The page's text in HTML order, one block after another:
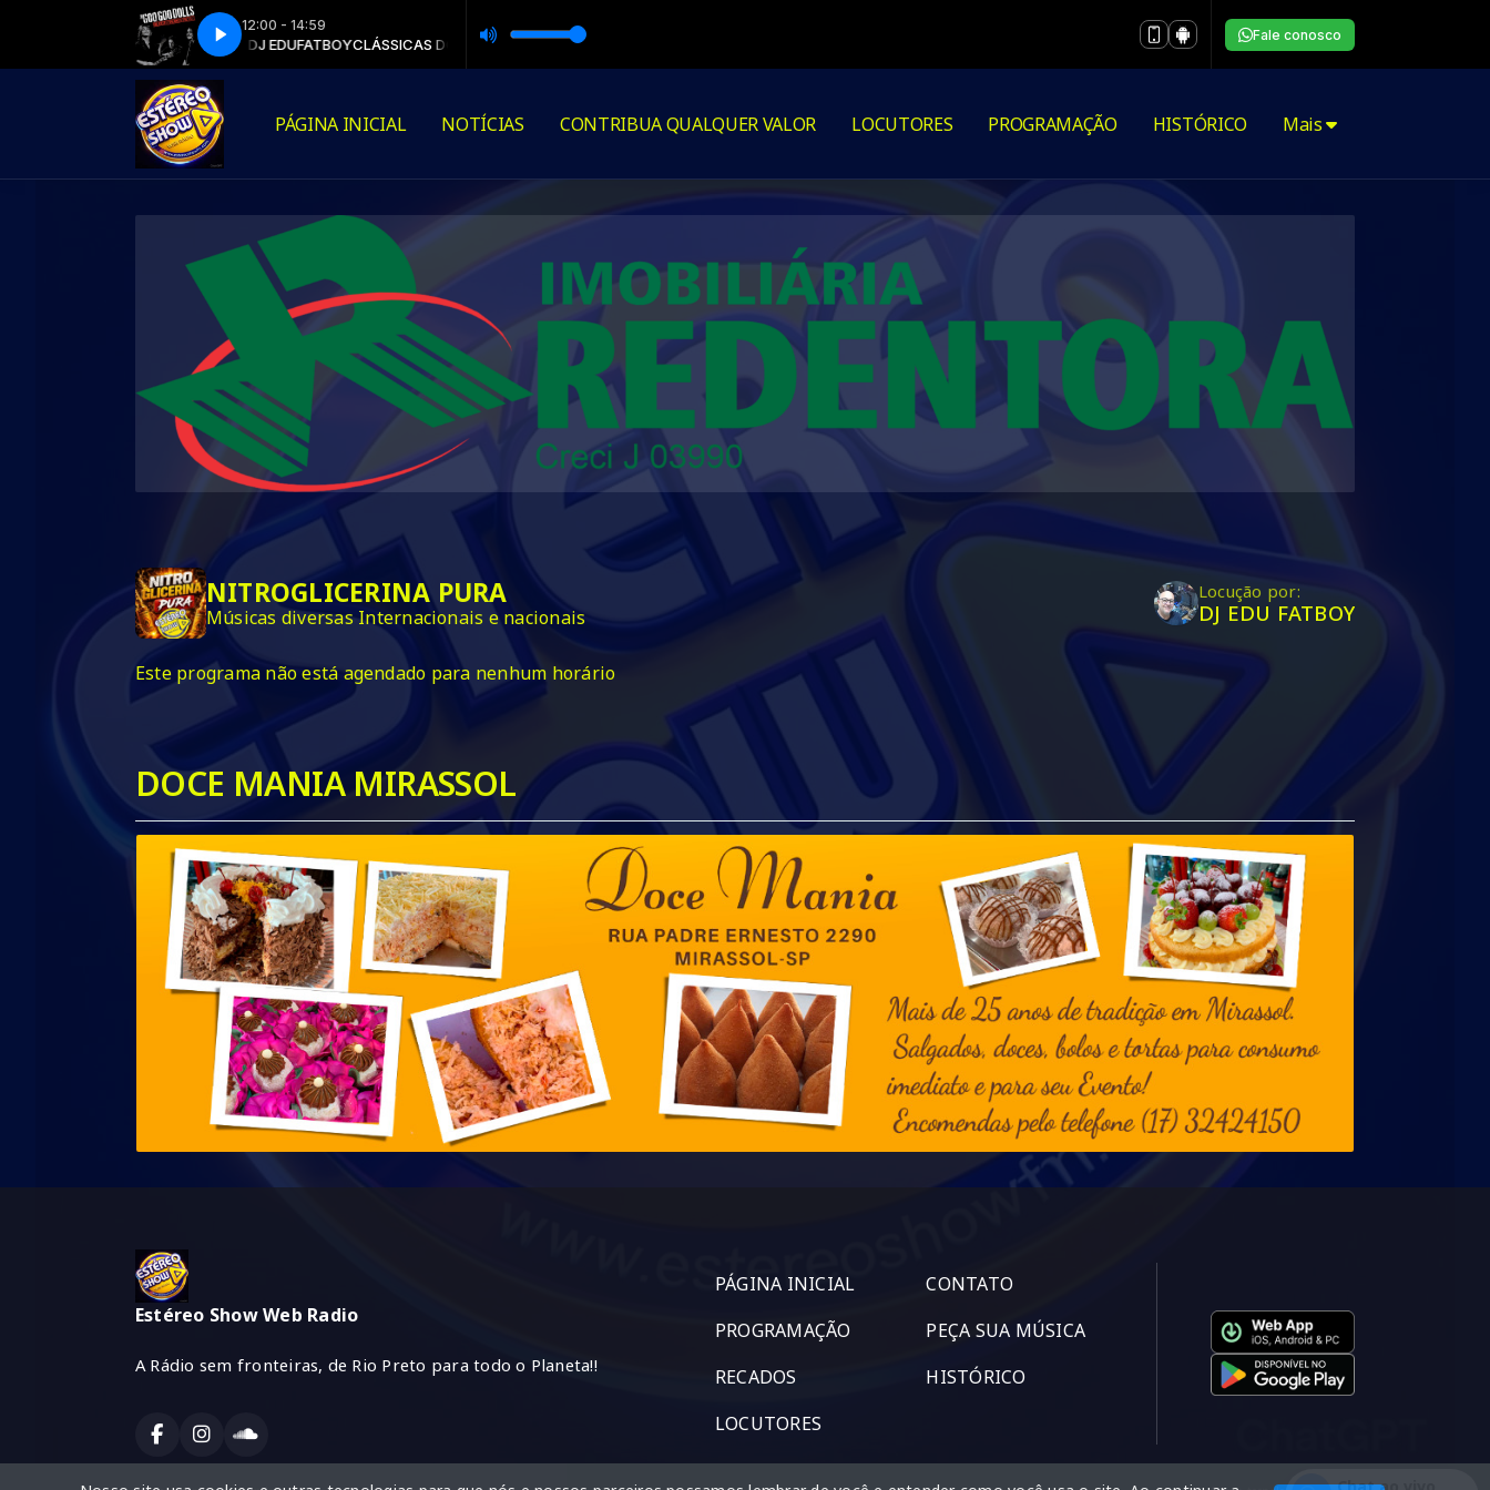
12:00 - 14:59
ROCK POP NACIONAL com DJ EDUFATBOYCLÁSSICAS DO ROCK POP NACIONAL com DJ EDUFATBOY
THE GOO GOO DOLLS - IRIS THE GOO GOO DOLLS - IRIS
Fale conosco
PÁGINA INICIAL NOTÍCIAS CONTRIBUA QUALQUER VALOR LOCUTORES PROGRAMAÇÃO HISTÓRICO Mais
NITROGLICERINA PURA
Músicas diversas Internacionais e nacionais
Locução por:
DJ EDU FATBOY
Este programa não está agendado para nenhum horário
DOCE MANIA MIRASSOL
Estéreo Show Web Radio
A Rádio sem fronteiras, de Rio Preto para todo o Planeta!!
PÁGINA INICIAL
PROGRAMAÇÃO
RECADOS
LOCUTORES
CONTATO
PEÇA SUA MÚSICA
HISTÓRICO